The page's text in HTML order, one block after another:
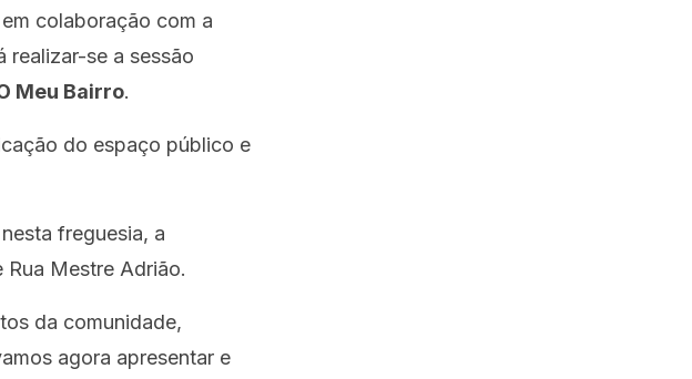
colaboração com a
realizar-se a sessão
Meu Bairro.
do espaço público e
freguesia, a
Rua Mestre Adrião.
da comunidade,
agora apresentar e